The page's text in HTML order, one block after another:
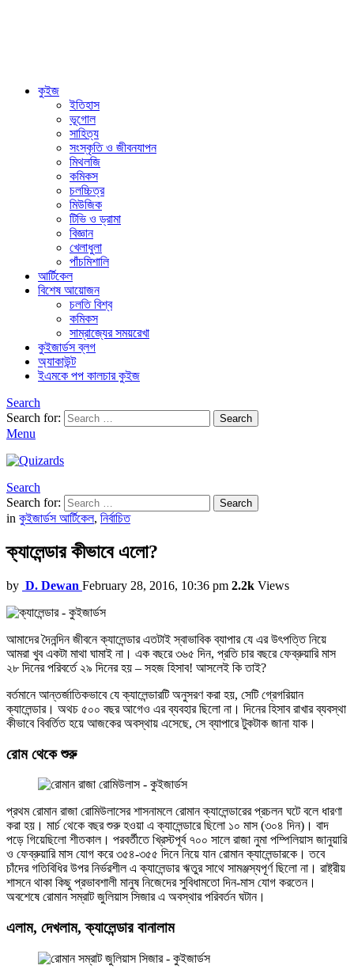
কুইজ
ইতিহাস
ভূগোল
সাহিত্য
সংস্কৃতি ও জীবনযাপন
মিথলজি
কমিকস
চলচ্চিত্র
মিউজিক
টিভি ও ড্রামা
বিজ্ঞান
খেলাধুলা
পাঁচমিশালি
আর্টিকেল
বিশেষ আয়োজন
চলতি বিশ্ব
কমিকস
সাম্রাজ্যের সময়রেখা
কুইজার্ডস ব্লগ
অ্যাকাউন্ট
ইএমকে পপ কালচার কুইজ
Search
Search for:
Search
Menu
Search
Search for:
Search
in কুইজার্ডস আর্টিকেল, নির্বাচিত
ক্যালেন্ডার কীভাবে এলো?
by D. Dewan February 28, 2016, 10:36 pm 2.2k Views
আমাদের দৈনন্দিন জীবনে ক্যালেন্ডার এতটাই স্বাভাবিক ব্যাপার যে এর উৎপত্তি নিয়ে
আমরা খুব একটা মাথা ঘামাই না। এক বছরে ৩৬৫ দিন, প্রতি চার বছরে ফেব্রুয়ারি মাস
২৮ দিনের পরিবর্তে ২৯ দিনের হয় – সহজ হিসাব! আসলেই কি তাই?
বর্তমানে আন্তর্জাতিকভাবে যে ক্যালেন্ডারটি অনুসরণ করা হয়, সেটি গ্রেগরিয়ান
ক্যালেন্ডার। অথচ ৫০০ বছর আগেও এর ব্যবহার ছিলো না। দিনের হিসাব রাখার ব্যবস্থা
কীভাবে বিবর্তিত হয়ে আজকের অবস্থায় এসেছে, সে ব্যাপারে টুকটাক জানা যাক।
রোম থেকে শুরু
প্রথম রোমান রাজা রোমিউলাসের শাসনামলে রোমান ক্যালেন্ডারের প্রচলন ঘটে বলে ধারণা
করা হয়। মার্চ থেকে বছর শুরু হওয়া এ ক্যালেন্ডারে ছিলো ১০ মাস (৩০৪ দিন)। বাদ
পড়ে গিয়েছিলো শীতকাল। পরবর্তীতে খ্রিস্টপূর্ব ৭০০ সালে রাজা নুমা পম্পিলিয়াস জানুয়ারি
ও ফেব্রুয়ারি মাস যোগ করে ৩৫৪-৩৫৫ দিনে নিয়ে যান রোমান ক্যালেন্ডারকে। তবে
চাঁদের গতিবিধির উপর নির্ভরশীল এ ক্যালেন্ডার ঋতুর সাথে সামঞ্জস্যপূর্ণ ছিলো না। রাষ্ট্রীয়
শাসনে থাকা কিছু প্রভাবশালী মানুষ নিজেদের সুবিধামতো দিন-মাস যোগ করতেন।
অবশেষে রোমান সম্রাট জুলিয়াস সিজার এ অবস্থার পরিবর্তন ঘটান।
এলাম, দেখলাম, ক্যালেন্ডার বানালাম